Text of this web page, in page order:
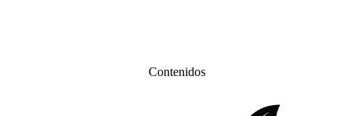
Contenidos